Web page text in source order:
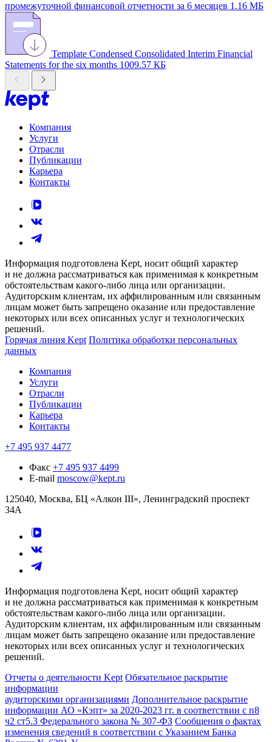
промежуточной финансовой отчетности за 6 месяцев 1.16 МБ
Template Condensed Consolidated Interim Financial
Statements for the six months 1009.57 КБ
Компания
Услуги
Отрасли
Публикации
Карьера
Контакты
Информация подготовлена Kept, носит общий характер
и не должна рассматриваться как применимая к конкретным
обстоятельствам какого-либо лица или организации.
Аудиторским клиентам, их аффилированным или связанным
лицам может быть запрещено оказание или предоставление
некоторых или всех описанных услуг и технологических
решений.
Горячая линия Kept Политика обработки персональных
данных
Компания
Услуги
Отрасли
Публикации
Карьера
Контакты
+7 495 937 4477
Факс +7 495 937 4499
E-mail moscow@kept.ru
125040, Москва, БЦ «Алкон III», Ленинградский проспект
34А
Информация подготовлена Kept, носит общий характер
и не должна рассматриваться как применимая к конкретным
обстоятельствам какого-либо лица или организации.
Аудиторским клиентам, их аффилированным или связанным
лицам может быть запрещено оказание или предоставление
некоторых или всех описанных услуг и технологических
решений.
Отчеты о деятельности Kept Обязательное раскрытие
информации
аудиторскими организациями Дополнительное раскрытие
информации АО «Кэпт» за 2020-2023 гг. в соответствии с п8
ч2 ст5.3 Федерального закона № 307-ФЗ Сообщения о фактах
изменения сведений в соответствии с Указанием Банка